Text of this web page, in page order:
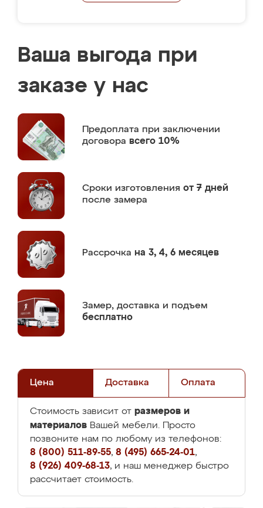
Ваша выгода при
заказе у нас
Предоплата при заключении
договора всего 10%
Сроки изготовления от 7 дней
после замера
Рассрочка на 3, 4, 6 месяцев
Замер, доставка и подъем
бесплатно
Цена Доставка Оплата
Стоимость зависит от размеров и
материалов Вашей мебели. Просто
позвоните нам по любому из телефонов:
8 (800) 511-89-55, 8 (495) 665-24-01,
8 (926) 409-68-13, и наш менеджер быстро
рассчитает стоимость.